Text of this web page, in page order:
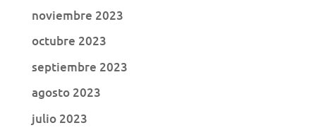
noviembre 2023
octubre 2023
septiembre 2023
agosto 2023
julio 2023